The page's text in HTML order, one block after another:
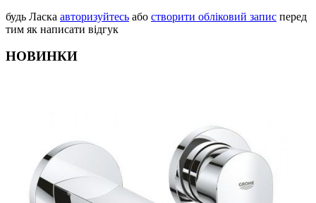
будь Ласка авторизуйтесь або створити обліковий запис перед
тим як написати відгук
НОВИНКИ